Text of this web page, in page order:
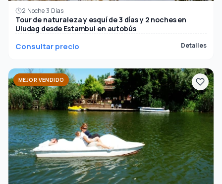
2 Noche 3 Días
Tour de naturaleza y esquí de 3 días y 2 noches en
Uludag desde Estambul en autobús
Consultar precio Detalles
MEJOR VENDIDO